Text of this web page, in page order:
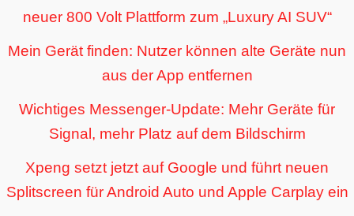
neuer 800 Volt Plattform zum „Luxury AI SUV“
Mein Gerät finden: Nutzer können alte Geräte nun
aus der App entfernen
Wichtiges Messenger-Update: Mehr Geräte für
Signal, mehr Platz auf dem Bildschirm
Xpeng setzt jetzt auf Google und führt neuen
Splitscreen für Android Auto und Apple Carplay ein